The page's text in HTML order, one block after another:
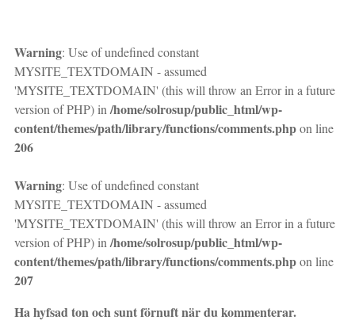
Warning: Use of undefined constant
MYSITE_TEXTDOMAIN - assumed
'MYSITE_TEXTDOMAIN' (this will throw an Error in a future
version of PHP) in /home/solrosup/public_html/wp-
content/themes/path/library/functions/comments.phpon line
206
Warning: Use of undefined constant
MYSITE_TEXTDOMAIN - assumed
'MYSITE_TEXTDOMAIN' (this will throw an Error in a future
version of PHP) in /home/solrosup/public_html/wp-
content/themes/path/library/functions/comments.phpon line
207
Ha hyfsad ton och sunt förnuft när du kommenterar.